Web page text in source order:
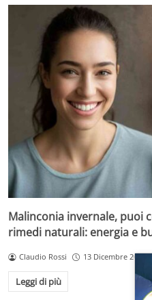
Malinconia invernale, puoi
rimedi naturali: energia e
Claudio Rossi 13 Dicembre 2025
Leggi di più